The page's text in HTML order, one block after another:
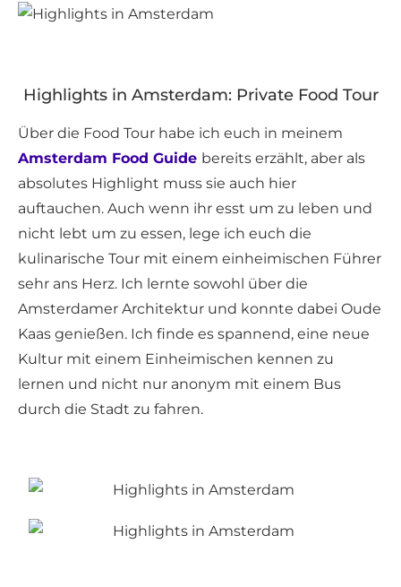
Highlights in Amsterdam: Private Food Tour
Über die Food Tour habe ich euch in meinem
Amsterdam Food Guide bereits erzählt, aber als
absolutes Highlight muss sie auch hier
auftauchen. Auch wenn ihr esst um zu leben und
nicht lebt um zu essen, lege ich euch die
kulinarische Tour mit einem einheimischen Führer
sehr ans Herz. Ich lernte sowohl über die
Amsterdamer Architektur und konnte dabei Oude
Kaas genießen. Ich finde es spannend, eine neue
Kultur mit einem Einheimischen kennen zu
lernen und nicht nur anonym mit einem Bus
durch die Stadt zu fahren.